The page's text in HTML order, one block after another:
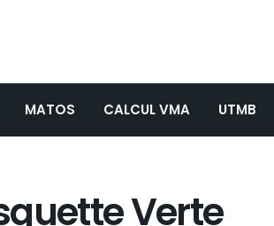
MATOS CALCUL VMA UTMB
Verte